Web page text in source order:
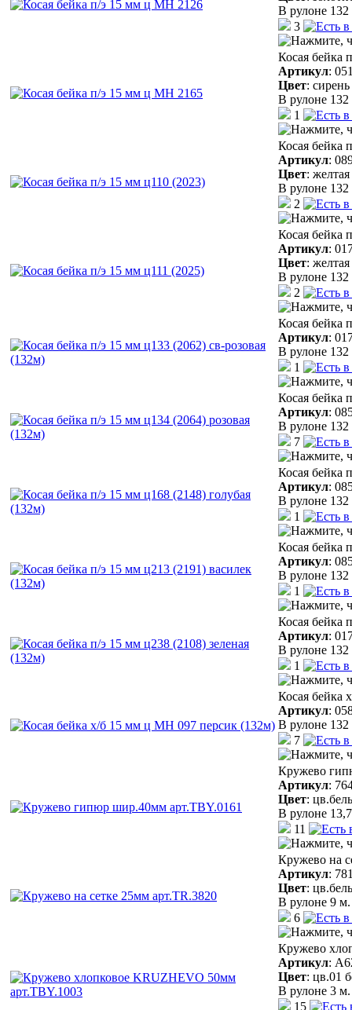
В рулоне
3
Косая бейка
Артикул:
Цвет: сирень
В рулоне
1
Косая бейка
Артикул:
Цвет: желтая
В рулоне
2
Косая бейка
Артикул:
Цвет: желтая
В рулоне
2
Косая бейка
Артикул:
В рулоне
1
Косая бейка
Артикул:
В рулоне
7
Косая бейка
Артикул:
В рулоне
1
Косая бейка
Артикул:
В рулоне
1
Косая бейка
Артикул:
В рулоне
1
Косая бейка
Артикул:
В рулоне
7
Кружево
Артикул:
Цвет:
В рулоне
11
Кружево на
Артикул:
Цвет:
В рулоне 9 м.
6
Кружево
Артикул:
Цвет: цв.01
В рулоне 3 м.
15